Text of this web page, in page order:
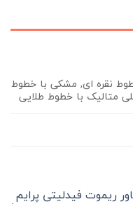
نقره ای, مشکی با خطوط
متالیک با خطوط طلایی